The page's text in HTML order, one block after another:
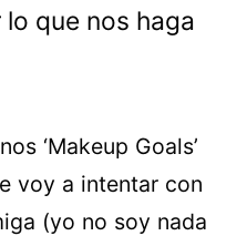
que nos haga
‘Makeup Goals’
voy a intentar con
(yo no soy nada